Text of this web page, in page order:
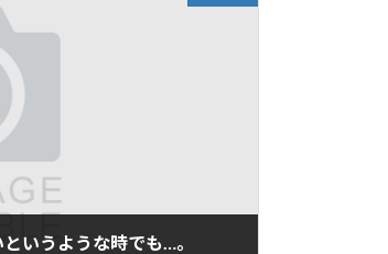
いうような時でも…。